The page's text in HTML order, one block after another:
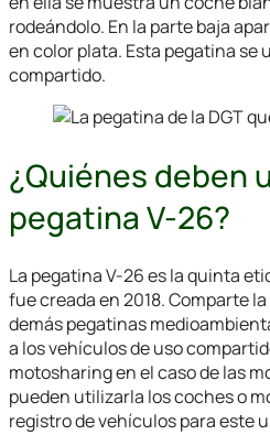
rodeándolo. En la parte baja
en color plata. Esta pegatina se
compartido.
¿Quiénes deben
pegatina V-26?
La pegatina V-26 es la quinta
fue creada en 2018. Comparte
demás pegatinas
a los vehículos de uso
motosharing en el caso de las
pueden utilizarla los coches o
registro de vehículos para este